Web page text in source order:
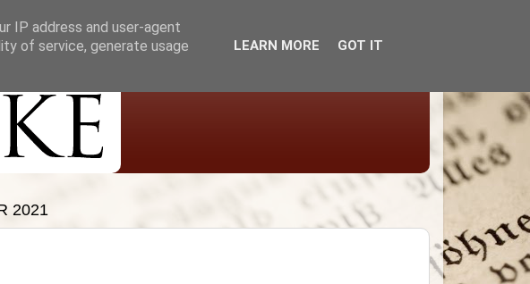
2021
IP address and user-agent
of service, generate usage
LEARN MORE GOT IT